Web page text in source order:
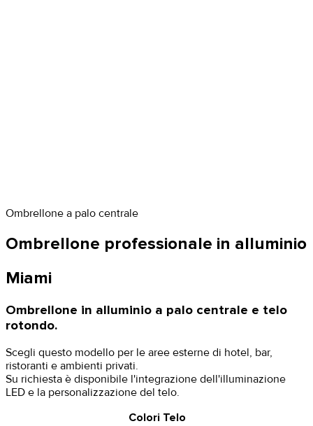
Ombrellone a palo centrale
Ombrellone professionale in alluminio
Miami
Ombrellone in alluminio a palo centrale e telo
rotondo.
Scegli questo modello per le aree esterne di hotel, bar,
ristoranti e ambienti privati.
Su richiesta è disponibile l'integrazione dell'illuminazione
LED e la personalizzazione del telo.
Colori Telo